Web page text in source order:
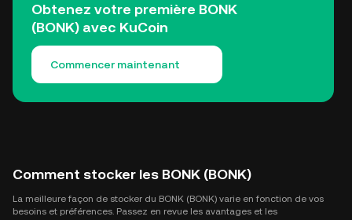
Obtenez votre première BONK
(BONK) avec KuCoin
Commencer maintenant
Comment stocker les BONK (BONK)
La meilleure façon de stocker du BONK (BONK) varie en fonction de vos
besoins et préférences. Passez en revue les avantages et les